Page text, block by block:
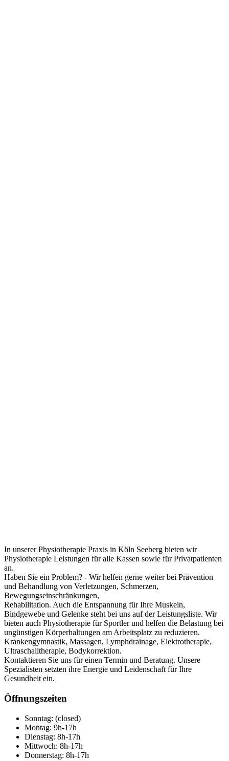
In unserer Physiotherapie Praxis in Köln Seeberg bieten wir
Physiotherapie Leistungen für alle Kassen sowie für Privatpatienten
an.
Haben Sie ein Problem? - Wir helfen gerne weiter bei Prävention
und Behandlung von Verletzungen, Schmerzen,
Bewegungseinschränkungen,
Rehabilitation. Auch die Entspannung für Ihre Muskeln,
Bindgewebe und Gelenke steht bei uns auf der Leistungsliste. Wir
bieten auch Physiotherapie für Sportler und helfen die Belastung bei
ungünstigen Körperhaltungen am Arbeitsplatz zu reduzieren.
Krankengymnastik, Massagen, Lymphdrainage, Elektrotherapie,
Ultraschalltherapie, Bodykorrektion.
Kontaktieren Sie uns für einen Termin und Beratung. Unsere
Spezialisten setzten ihre Energie und Leidenschaft für Ihre
Gesundheit ein.
Öffnungszeiten
Sonntag: (closed)
Montag: 9h-17h
Dienstag: 8h-17h
Mittwoch: 8h-17h
Donnerstag: 8h-17h